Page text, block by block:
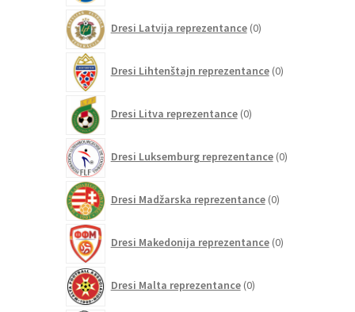
Dresi Latvija reprezentance 0izdelkov
Dresi Lihtenštajn reprezentance 0izdelkov
Dresi Litva reprezentance 0izdelkov
Dresi Luksemburg reprezentance 0izdelkov
Dresi Madžarska reprezentance 0izdelkov
Dresi Makedonija reprezentance 0izdelkov
Dresi Malta reprezentance 0izdelkov